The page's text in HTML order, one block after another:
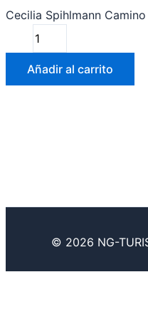
Cecilia Spihlmann
Añadir al carrito
© 2026 NG-